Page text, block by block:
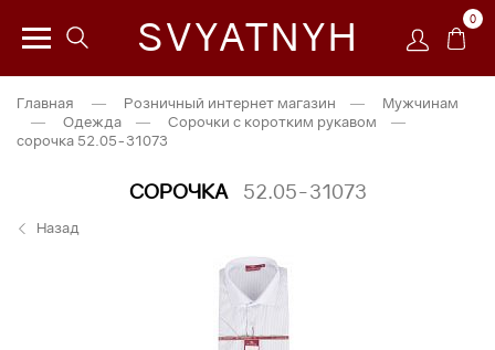
SVYATNYH 0
Главная — Розничный интернет магазин —
Мужчинам
—
Одежда — Сорочки с коротким рукавом
—
сорочка 52.05-31073
СОРОЧКА 52.05-31073
Назад